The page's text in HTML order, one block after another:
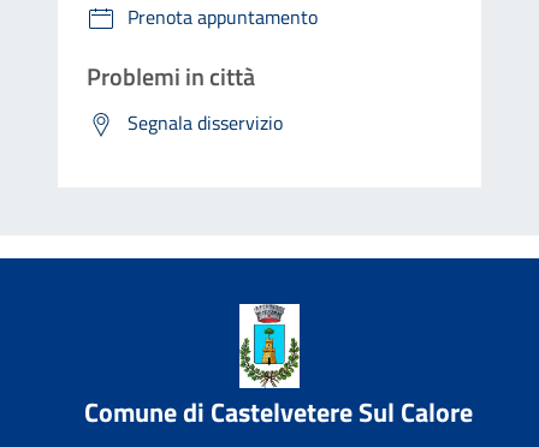
Prenota appuntamento
Problemi in città
Segnala disservizio
Comune di Castelvetere Sul Calore